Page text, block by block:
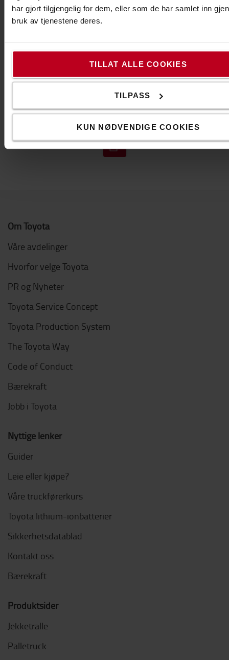
har gjort tilgjengelig for dem, eller som de har samlet inn
bruk av tjenestene deres.
TILLAT ALLE COOKIES
TILPASS
KUN NØDVENDIGE COOKIES
Kontakt oss
Om Toyota
Våre avdelinger
Hvorfor velge Toyota
PR og Nyheter
Toyota Service Concept
Toyota Production System
The Toyota Way
Code of Conduct
Bærekraft
Jobb i Toyota
Nyttige lenker
Guider
Leie eller kjøpe?
Våre truckførerkurs
Toyota lithium-ionbatterier
Sikkerhetsdatablad
Kontakt oss
Bærekraft
Produktsider
Jekketralle
Palletruck